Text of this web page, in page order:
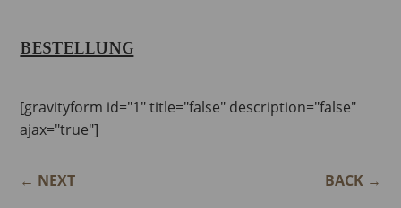
BESTELLUNG
[gravityform id="1" title="false" description="false"
ajax="true"]
← NEXT BACK→